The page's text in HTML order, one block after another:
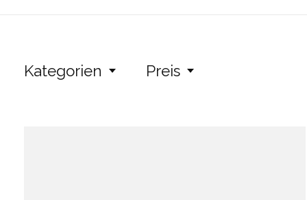
Kategorien Preis